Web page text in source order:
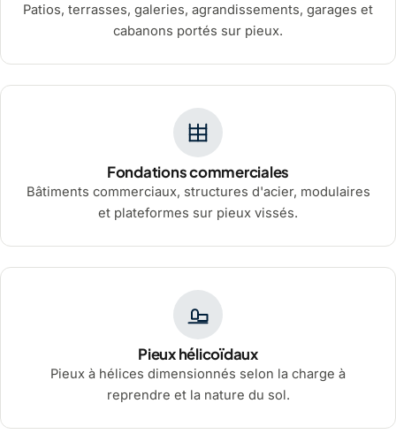
Patios, terrasses, galeries, agrandissements, garages et
cabanons portés sur pieux.
Fondations commerciales
Bâtiments commerciaux, structures d'acier, modulaires
et plateformes sur pieux vissés.
Pieux hélicoïdaux
Pieux à hélices dimensionnés selon la charge à
reprendre et la nature du sol.